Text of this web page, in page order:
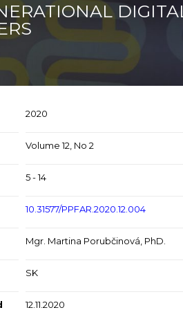
2020
Volume 12, No 2
5 - 14
10.31577/PPFAR.2020.12.004
Mgr. Martina Porubčinová, PhD.
SK
12.11.2020